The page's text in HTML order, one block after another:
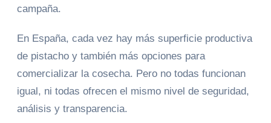
campaña.
En España, cada vez hay más superficie productiva
de pistacho y también más opciones para
comercializar la cosecha. Pero no todas funcionan
igual, ni todas ofrecen el mismo nivel de seguridad,
análisis y transparencia.